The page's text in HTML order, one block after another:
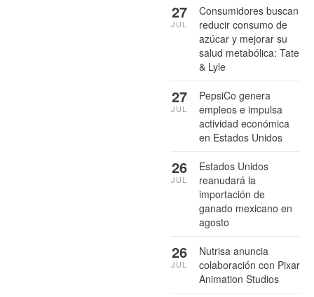
Consumidores buscan
reducir consumo de
azúcar y mejorar su
salud metabólica: Tate
& Lyle
27
JUL
PepsiCo genera
empleos e impulsa
actividad económica
en Estados Unidos
27
JUL
Estados Unidos
reanudará la
importación de
ganado mexicano en
agosto
26
JUL
Nutrisa anuncia
colaboración con Pixar
Animation Studios
26
JUL